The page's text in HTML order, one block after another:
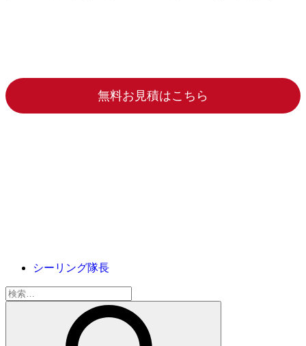
無料お見積はこちら
シーリング隊長
検
索: